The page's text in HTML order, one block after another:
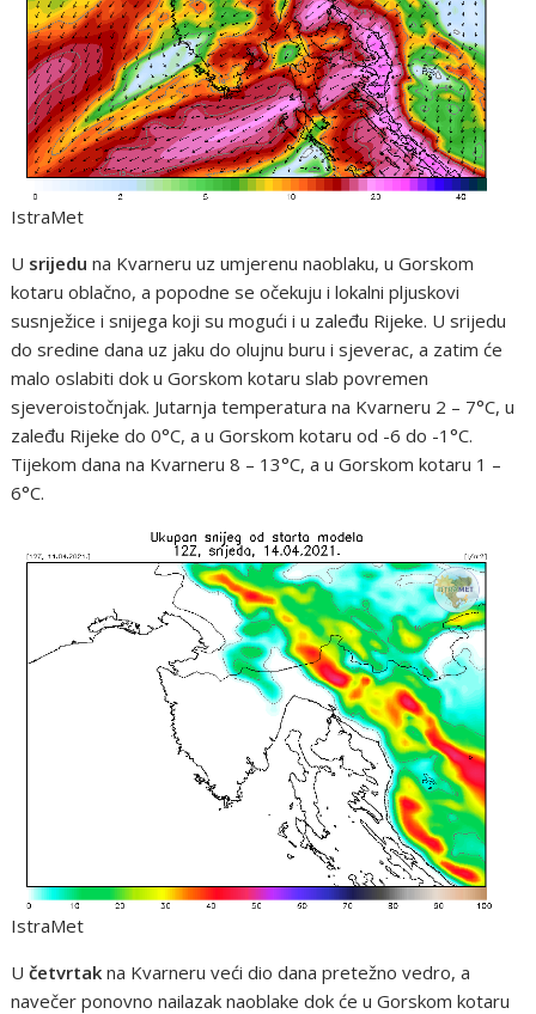
IstraMet
U srijedu na Kvarneru uz umjerenu naoblaku, u Gorskom
kotaru oblačno, a popodne se očekuju i lokalni pljuskovi
susnježice i snijega koji su mogući i u zaleđu Rijeke. U srijedu
do sredine dana uz jaku do olujnu buru i sjeverac, a zatim će
malo oslabiti dok u Gorskom kotaru slab povremen
sjeveroistočnjak. Jutarnja temperatura na Kvarneru 2 – 7°C, u
zaleđu Rijeke do 0°C, a u Gorskom kotaru od -6 do -1°C.
Tijekom dana na Kvarneru 8 – 13°C, a u Gorskom kotaru 1 –
6°C.
IstraMet
Učetvrtak na Kvarneru veći dio dana pretežno vedro, a
navečer ponovno nailazak naoblake dok će u Gorskom kotaru